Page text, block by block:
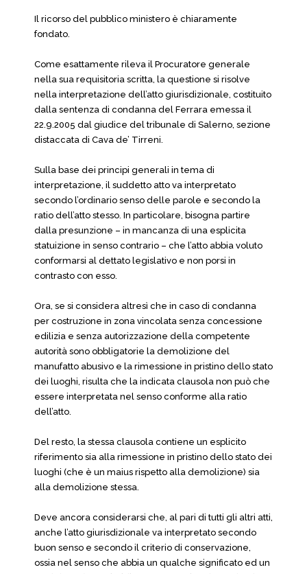
Il ricorso del pubblico ministero è chiaramente
fondato.
Come esattamente rileva il Procuratore generale
nella sua requisitoria scritta, la questione si risolve
nella interpretazione dell’atto giurisdizionale, costituito
dalla sentenza di condanna del Ferrara emessa il
22.9.2005 dal giudice del tribunale di Salerno, sezione
distaccata di Cava de’ Tirreni.
Sulla base dei principi generali in tema di
interpretazione, il suddetto atto va interpretato
secondo l’ordinario senso delle parole e secondo la
ratio dell’atto stesso. In particolare, bisogna partire
dalla presunzione – in mancanza di una esplicita
statuizione in senso contrario – che l’atto abbia voluto
conformarsi al dettato legislativo e non porsi in
contrasto con esso.
Ora, se si considera altresì che in caso di condanna
per costruzione in zona vincolata senza concessione
edilizia e senza autorizzazione della competente
autorità sono obbligatorie la demolizione del
manufatto abusivo e la rimessione in pristino dello stato
dei luoghi, risulta che la indicata clausola non può che
essere interpretata nel senso conforme alla ratio
dell’atto.
Del resto, la stessa clausola contiene un esplicito
riferimento sia alla rimessione in pristino dello stato dei
luoghi (che è un maius rispetto alla demolizione) sia
alla demolizione stessa.
Deve ancora considerarsi che, al pari di tutti gli altri atti,
anche l’atto giurisdizionale va interpretato secondo
buon senso e secondo il criterio di conservazione,
ossia nel senso che abbia un qualche significato ed un